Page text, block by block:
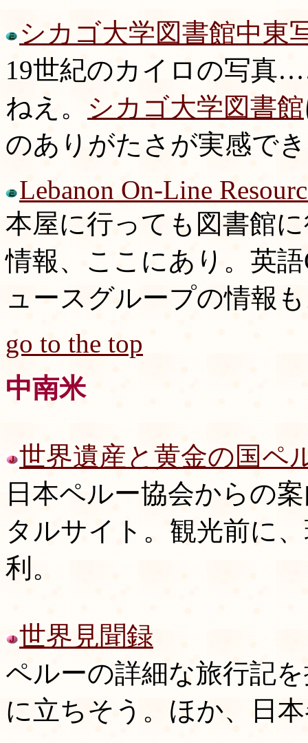
シカゴ大学図書館中東
19世紀のカイロの写
ねえ。 シカゴ大学図書館
のありがたさが実感で
Lebanon On-Line
本屋に行っても図書館
情報、ここにあり。英
ュースグループの情報
go to the top
中南米
世界遺産と黄金の国ペ
日本ペルー協会からの
タルサイト。観光前に
利。
世界見聞録
ペルーの詳細な旅行記
に立ちそう。ほか、日